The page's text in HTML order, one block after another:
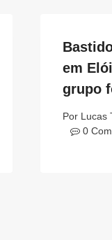
em
grupo
Por Lucas
0